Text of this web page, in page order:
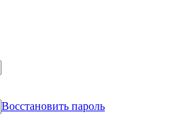
Восстановить пароль